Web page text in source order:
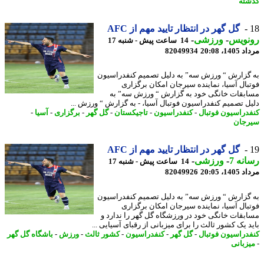
گل گهر در انتظار تایید مهم از AFC
-ورزشی-
14 ساعت پیش - شنبه 17
20:08
82049934
“ ورزش سه” به دلیل تصمیم کنفدراسیون
آسیا، نماینده سیرجان امکان برگزاری
خانگی خود به گزارش “ ورزش سه” به
تصمیم کنفدراسیون فوتبال آسیا، - به گزارش “ ورزش ...
فوتبال-کنفدراسیون-تاجیکستان-گل گهر-برگزاری - آسیا -
گل گهر در انتظار تایید مهم از AFC
7
-ورزشی-
14 ساعت پیش - شنبه 17
20:05
82049926
“ ورزش سه” به دلیل تصمیم کنفدراسیون
آسیا، نماینده سیرجان امکان برگزاری
خانگی خود در ورزشگاه گل گهر را ندارد و
یک کشور ثالث را برای میزبانی از رقبای آسیایی ...
فوتبال-گل گهر-کنفدراسیون-کشور ثالث-ورزش -باشگاه گل گهر